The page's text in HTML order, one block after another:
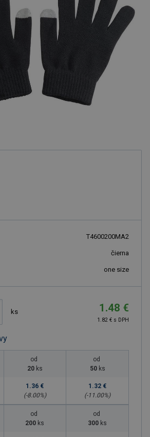
T4600200MA2
čierna
one size
ks 1.48 €
1.82 € s DPH
od
20 ks
1.36 €
(-8.00%)
od
50 ks
1.32 €
(-11.00%)
od
200 ks
od
300 ks